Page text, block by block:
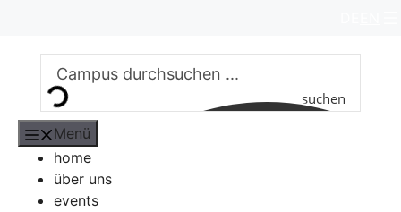
springen
suchen
Menü
home
über uns
events